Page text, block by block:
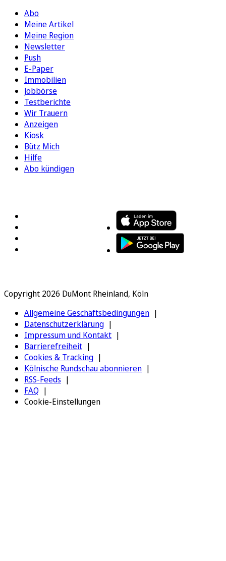
Abo
Meine Artikel
Meine Region
Newsletter
Push
E-Paper
Immobilien
Jobbörse
Testberichte
Wir Trauern
Anzeigen
Kiosk
Bütz Mich
Hilfe
Abo kündigen
Copyright 2026 DuMont Rheinland, Köln
Allgemeine Geschäftsbedingungen
Datenschutzerklärung
Impressum und Kontakt
Barrierefreiheit
Cookies & Tracking
Kölnische Rundschau abonnieren
RSS-Feeds
FAQ
Cookie-Einstellungen